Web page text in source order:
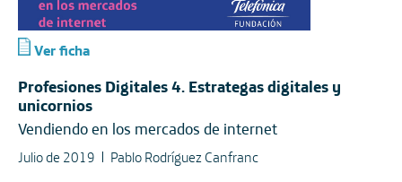
Ver ficha
Profesiones Digitales 4. Estrategas digitales y
unicornios
Vendiendo en los mercados de internet
Julio de 2019
Pablo Rodríguez Canfranc